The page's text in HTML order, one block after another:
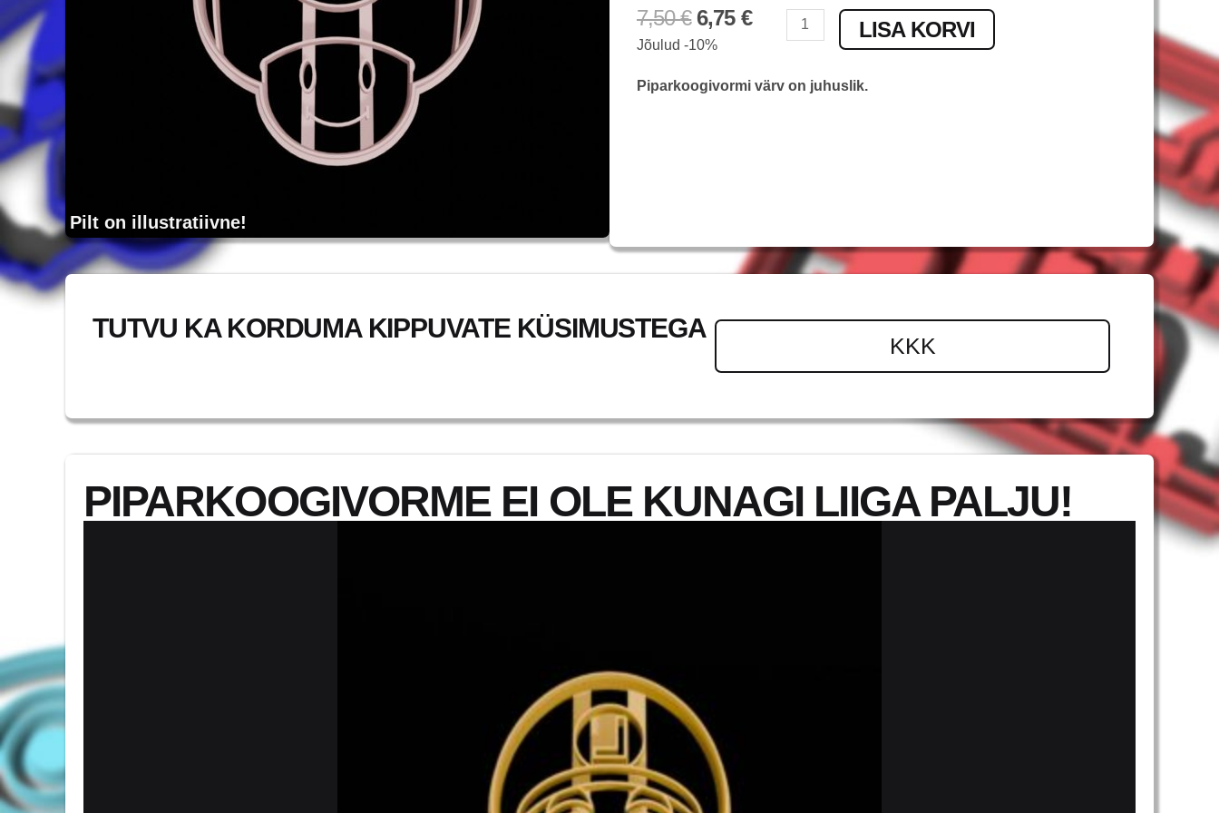
Pilt on illustratiivne!
7,50€ 6,75 €
Jõulud -10%
Toad
LISA KORVI
Piparkoogivormi värv on juhuslik.
TUTVU KA KORDUMA KIPPUVATE KÜSIMUSTEGA
KKK
PIPARKOOGIVORME EI OLE KUNAGI LIIGA PALJU!